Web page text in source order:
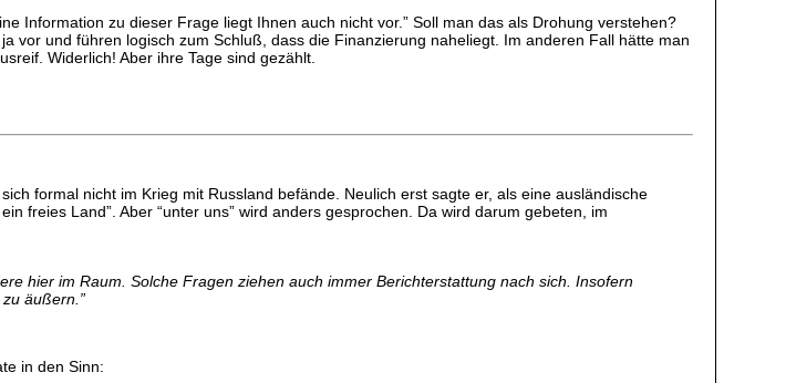
Information zu dieser Frage liegt Ihnen auch nicht vor.” Soll man das als Drohung verstehen?
vor und führen logisch zum Schluß, dass die Finanzierung naheliegt. Im anderen Fall hätte man
Widerlich! Aber ihre Tage sind gezählt.
formal nicht im Krieg mit Russland befände. Neulich erst sagte er, als eine ausländische
freies Land”. Aber “unter uns” wird anders gesprochen. Da wird darum gebeten, im
hier im Raum. Solche Fragen ziehen auch immer Berichterstattung nach sich. Insofern
äußern.”
in den Sinn: